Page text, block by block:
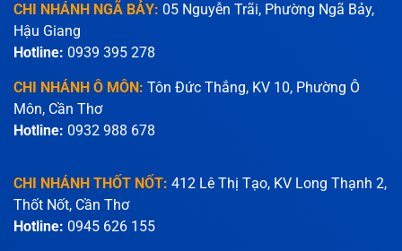
CHI NHÁNH NGÃ BẢY: 05 Nguyễn Trãi, Phường Ngã Bảy,
Hậu Giang
Hotline: 0939 395 278
CHI NHÁNH Ô MÔN: Tôn Đức Thắng, KV 10, Phường Ô
Môn, Cần Thơ
Hotline: 0932 988 678
CHI NHÁNH THỐT NỐT: 412 Lê Thị Tạo, KV Long Thạnh 2,
Thốt Nốt, Cần Thơ
Hotline: 0945 626 155